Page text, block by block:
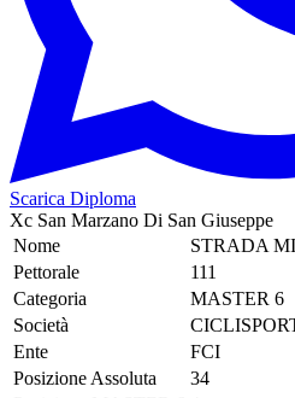
Scarica Diploma
Xc San Marzano Di San Giuseppe
Nome
STRADA
Pettorale
111
Categoria
MASTER 6
Società
Ente
FCI
Posizione Assoluta
34